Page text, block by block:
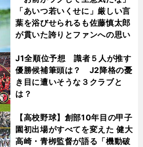
「あいつ若いくせに」厳しい言
葉を浴びせられるも佐藤慎太郎
が貫いた誇りとファンへの思い
J1全順位予想 識者５人が推す
優勝候補筆頭は？ J2降格の憂
き目に遭いそうな３クラブと
は？
【高校野球】創部10年目の甲子
園初出場がすべてを変えた 健大
高崎・青栁監督が語る「機動破